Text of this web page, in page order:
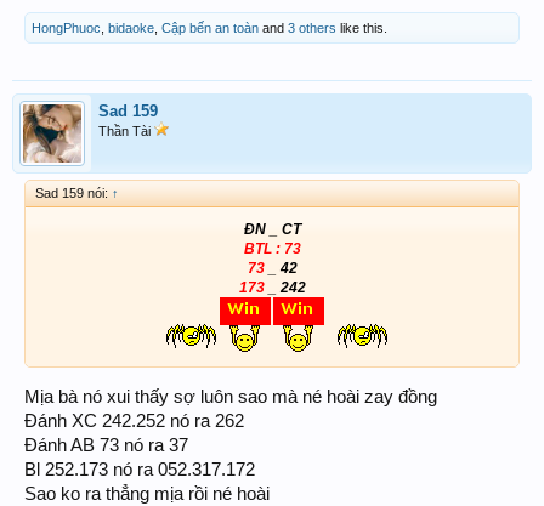
HongPhuoc bidaoke Cập bến an toàn and 3 others like this.
Sad 159
Thần Tài
Sad 159 nói: ↑
ĐN _ CT
BTL : 73
73
_ 42
173
_ 242
Mịa bà nó xui thấy sợ luôn sao mà né hoài zay đồng
Đánh XC 242.252 nó ra 262
Đánh AB 73 nó ra 37
Bl 252.173 nó ra 052.317.172
Sao ko ra thẳng mịa rồi né hoài